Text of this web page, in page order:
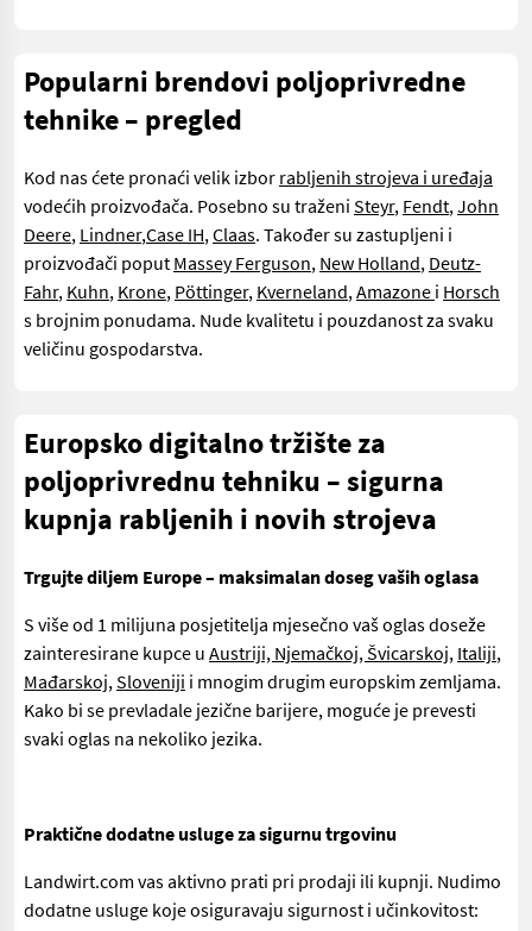
Popularni brendovi poljoprivredne
tehnike – pregled
Kod nas ćete pronaći velik izbor rabljenih strojeva i uređaja
vodećih proizvođača. Posebno su traženi Steyr, Fendt,John
Deere, Lindner,Case IH,Claas. Također su zastupljeni i
proizvođači poput Massey Ferguson, New Holland, Deutz-
Fahr, Kuhn, Krone, Pöttinger, Kverneland,Amazone i Horsch
s brojnim ponudama. Nude kvalitetu i pouzdanost za svaku
veličinu gospodarstva.
Europsko digitalno tržište za
poljoprivrednu tehniku – sigurna
kupnja rabljenih i novih strojeva
Trgujte diljem Europe – maksimalan doseg vaših oglasa
S više od 1 milijuna posjetitelja mjesečno vaš oglas doseže
zainteresirane kupce u Austriji, Njemačkoj, Švicarskoj, Italiji,
Mađarskoj,Sloveniji i mnogim drugim europskim zemljama.
Kako bi se prevladale jezične barijere, moguće je prevesti
svaki oglas na nekoliko jezika.
Praktične dodatne usluge za sigurnu trgovinu
Landwirt.com vas aktivno prati pri prodaji ili kupnji. Nudimo
dodatne usluge koje osiguravaju sigurnost i učinkovitost: